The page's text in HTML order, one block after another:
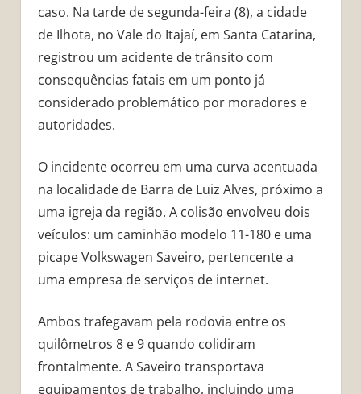
caso. Na tarde de segunda-feira (8), a cidade
de Ilhota, no Vale do Itajaí, em Santa Catarina,
registrou um acidente de trânsito com
consequências fatais em um ponto já
considerado problemático por moradores e
autoridades.
O incidente ocorreu em uma curva acentuada
na localidade de Barra de Luiz Alves, próximo a
uma igreja da região. A colisão envolveu dois
veículos: um caminhão modelo 11-180 e uma
picape Volkswagen Saveiro, pertencente a
uma empresa de serviços de internet.
Ambos trafegavam pela rodovia entre os
quilômetros 8 e 9 quando colidiram
frontalmente. A Saveiro transportava
equipamentos de trabalho, incluindo uma